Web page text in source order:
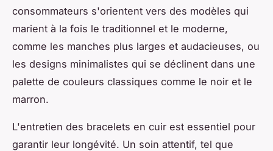
consommateurs s'orientent vers des modèles qui
marient à la fois le traditionnel et le moderne,
comme les manches plus larges et audacieuses, ou
les designs minimalistes qui se déclinent dans une
palette de couleurs classiques comme le noir et le
marron.
L'entretien des bracelets en cuir est essentiel pour
garantir leur longévité. Un soin attentif, tel que